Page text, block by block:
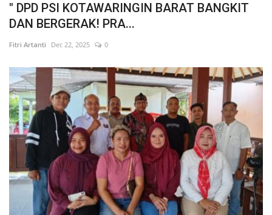
" DPD PSI KOTAWARINGIN BARAT BANGKIT
DAN BERGERAK! PRA...
Fitri Artanti Dec 22, 2025 0